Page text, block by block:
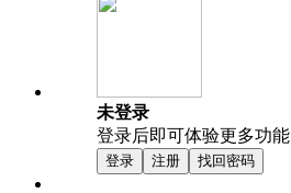
未登录
登录后即可体验更多功能
登录 注册 找回密码